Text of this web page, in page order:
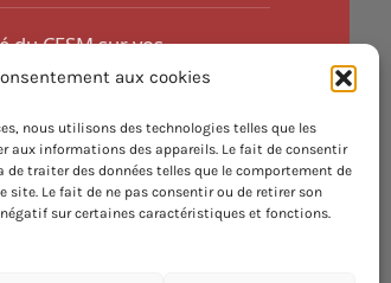
aux cookies
nous utilisons des technologies telles que les
aux informations des appareils. Le fait de consentir
traiter des données telles que le comportement de
site. Le fait de ne pas consentir ou de retirer son
sur certaines caractéristiques et fonctions.
du CESM sur vos